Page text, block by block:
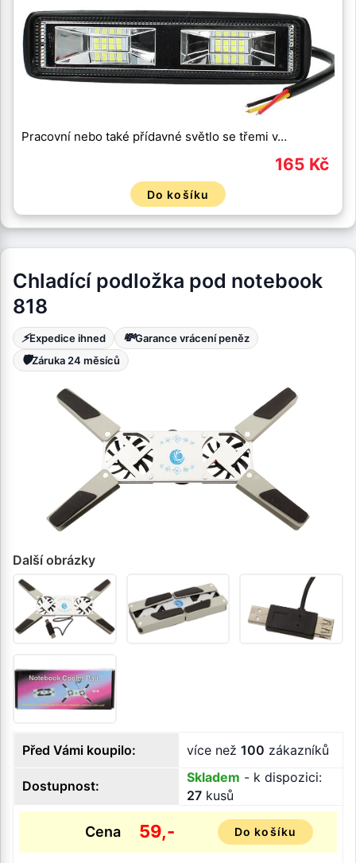
Pracovní nebo také přídavné světlo se třemi v…
165 Kč
Do košíku
Chladící podložka pod notebook
818
⚡Expedice ihned 💸Garance vrácení peněz
🛡️Záruka 24 měsíců
Další obrázky
Před Vámi koupilo: více než 100 zákazníků
Dostupnost:
Skladem - k dispozici:
27 kusů
Cena 59,- Do košíku